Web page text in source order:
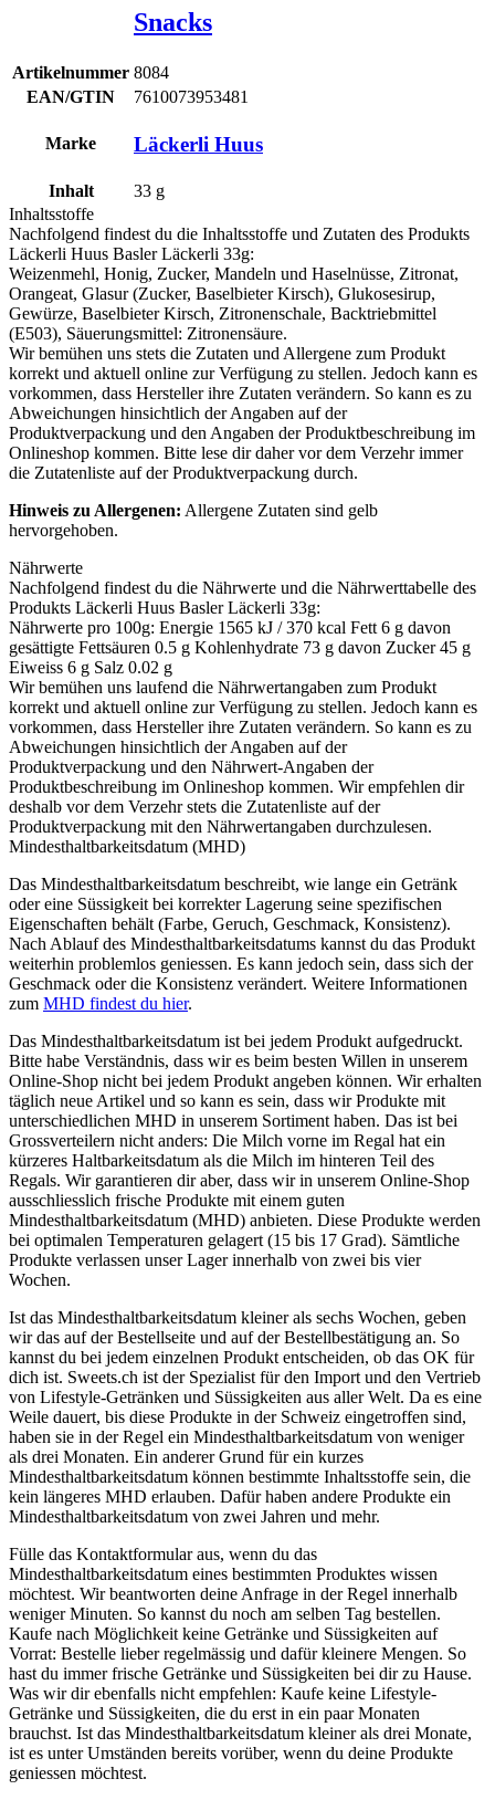
Snacks
Artikelnummer 8084
EAN/GTIN
7610073953481
Marke Läckerli Huus
Inhalt 33 g
Inhaltsstoffe
Nachfolgend findest du die Inhaltsstoffe und Zutaten des Produkts
Läckerli Huus Basler Läckerli 33g:
Weizenmehl, Honig, Zucker, Mandeln und Haselnüsse, Zitronat,
Orangeat, Glasur (Zucker, Baselbieter Kirsch), Glukosesirup,
Gewürze, Baselbieter Kirsch, Zitronenschale, Backtriebmittel
(E503), Säuerungsmittel: Zitronensäure.
Wir bemühen uns stets die Zutaten und Allergene zum Produkt
korrekt und aktuell online zur Verfügung zu stellen. Jedoch kann es
vorkommen, dass Hersteller ihre Zutaten verändern. So kann es zu
Abweichungen hinsichtlich der Angaben auf der
Produktverpackung und den Angaben der Produktbeschreibung im
Onlineshop kommen. Bitte lese dir daher vor dem Verzehr immer
die Zutatenliste auf der Produktverpackung durch.
Hinweis zu Allergenen: Allergene Zutaten sind gelb
hervorgehoben.
Nährwerte
Nachfolgend findest du die Nährwerte und die Nährwerttabelle des
Produkts Läckerli Huus Basler Läckerli 33g:
Nährwerte pro 100g: Energie 1565 kJ / 370 kcal Fett 6 g davon
gesättigte Fettsäuren 0.5 g Kohlenhydrate 73 g davon Zucker 45 g
Eiweiss 6 g Salz 0.02 g
Wir bemühen uns laufend die Nährwertangaben zum Produkt
korrekt und aktuell online zur Verfügung zu stellen. Jedoch kann es
vorkommen, dass Hersteller ihre Zutaten verändern. So kann es zu
Abweichungen hinsichtlich der Angaben auf der
Produktverpackung und den Nährwert-Angaben der
Produktbeschreibung im Onlineshop kommen. Wir empfehlen dir
deshalb vor dem Verzehr stets die Zutatenliste auf der
Produktverpackung mit den Nährwertangaben durchzulesen.
Mindesthaltbarkeitsdatum (MHD)
Das Mindesthaltbarkeitsdatum beschreibt, wie lange ein Getränk
oder eine Süssigkeit bei korrekter Lagerung seine spezifischen
Eigenschaften behält (Farbe, Geruch, Geschmack, Konsistenz).
Nach Ablauf des Mindesthaltbarkeitsdatums kannst du das Produkt
weiterhin problemlos geniessen. Es kann jedoch sein, dass sich der
Geschmack oder die Konsistenz verändert. Weitere Informationen
zum MHD findest du hier.
Das Mindesthaltbarkeitsdatum ist bei jedem Produkt aufgedruckt.
Bitte habe Verständnis, dass wir es beim besten Willen in unserem
Online-Shop nicht bei jedem Produkt angeben können. Wir erhalten
täglich neue Artikel und so kann es sein, dass wir Produkte mit
unterschiedlichen MHD in unserem Sortiment haben. Das ist bei
Grossverteilern nicht anders: Die Milch vorne im Regal hat ein
kürzeres Haltbarkeitsdatum als die Milch im hinteren Teil des
Regals. Wir garantieren dir aber, dass wir in unserem Online-Shop
ausschliesslich frische Produkte mit einem guten
Mindesthaltbarkeitsdatum (MHD) anbieten. Diese Produkte werden
bei optimalen Temperaturen gelagert (15 bis 17 Grad). Sämtliche
Produkte verlassen unser Lager innerhalb von zwei bis vier
Wochen.
Ist das Mindesthaltbarkeitsdatum kleiner als sechs Wochen, geben
wir das auf der Bestellseite und auf der Bestellbestätigung an. So
kannst du bei jedem einzelnen Produkt entscheiden, ob das OK für
dich ist. Sweets.ch ist der Spezialist für den Import und den Vertrieb
von Lifestyle-Getränken und Süssigkeiten aus aller Welt. Da es eine
Weile dauert, bis diese Produkte in der Schweiz eingetroffen sind,
haben sie in der Regel ein Mindesthaltbarkeitsdatum von weniger
als drei Monaten. Ein anderer Grund für ein kurzes
Mindesthaltbarkeitsdatum können bestimmte Inhaltsstoffe sein, die
kein längeres MHD erlauben. Dafür haben andere Produkte ein
Mindesthaltbarkeitsdatum von zwei Jahren und mehr.
Fülle das Kontaktformular aus, wenn du das
Mindesthaltbarkeitsdatum eines bestimmten Produktes wissen
möchtest. Wir beantworten deine Anfrage in der Regel innerhalb
weniger Minuten. So kannst du noch am selben Tag bestellen.
Kaufe nach Möglichkeit keine Getränke und Süssigkeiten auf
Vorrat: Bestelle lieber regelmässig und dafür kleinere Mengen. So
hast du immer frische Getränke und Süssigkeiten bei dir zu Hause.
Was wir dir ebenfalls nicht empfehlen: Kaufe keine Lifestyle-
Getränke und Süssigkeiten, die du erst in ein paar Monaten
brauchst. Ist das Mindesthaltbarkeitsdatum kleiner als drei Monate,
ist es unter Umständen bereits vorüber, wenn du deine Produkte
geniessen möchtest.